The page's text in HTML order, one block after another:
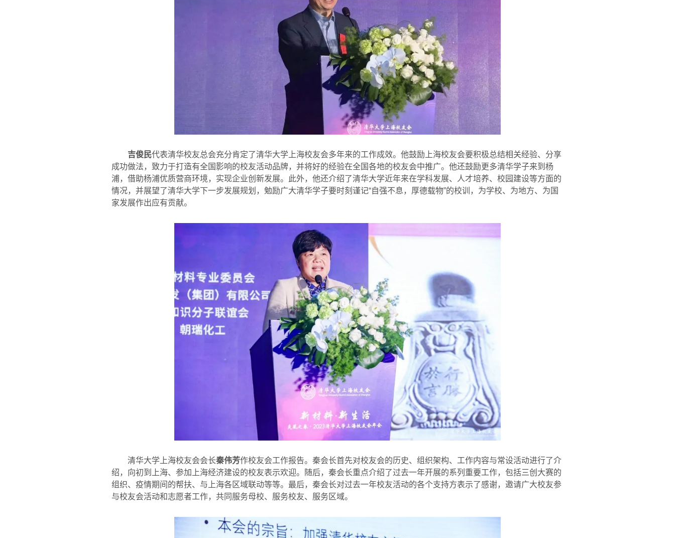
吉俊民代表清华校友总会充分肯定了清华大学上海校友会多年来的工作成效。他鼓励上海校友会要积极总结相关经验、分享
成功做法，致力于打造有全国影响的校友活动品牌，并将好的经验在全国各地的校友会中推广。他还鼓励更多清华学子来到杨
浦，借助杨浦优质营商环境，实现企业创新发展。此外，他还介绍了清华大学近年来在学科发展、人才培养、校园建设等方面的
情况，并展望了清华大学下一步发展规划，勉励广大清华学子要时刻谨记“自强不息，厚德载物”的校训，为学校、为地方、为国
家发展作出应有贡献。
清华大学上海校友会会长秦伟芳作校友会工作报告。秦会长首先对校友会的历史、组织架构、工作内容与常设活动进行了介
绍，向初到上海、参加上海经济建设的校友表示欢迎。随后，秦会长重点介绍了过去一年开展的系列重要工作，包括三创大赛的
组织、疫情期间的帮扶、与上海各区域联动等等。最后，秦会长对过去一年校友活动的各个支持方表示了感谢，邀请广大校友参
与校友会活动和志愿者工作，共同服务母校、服务校友、服务区域。